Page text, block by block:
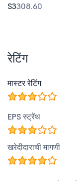
S3308.60
रेटिंग
मास्टर रेटिंग
EPS स्ट्रेंथ
खरेदीदाराची मागणी